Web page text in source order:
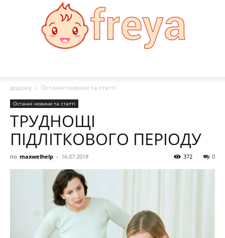
рецепти
додому Останні новини та статті
Останні новини та статті
ТРУДНОЩІ
ПІДЛІТКОВОГО ПЕРІОДУ
по maxwelhelp - 16.07.2018 0
372